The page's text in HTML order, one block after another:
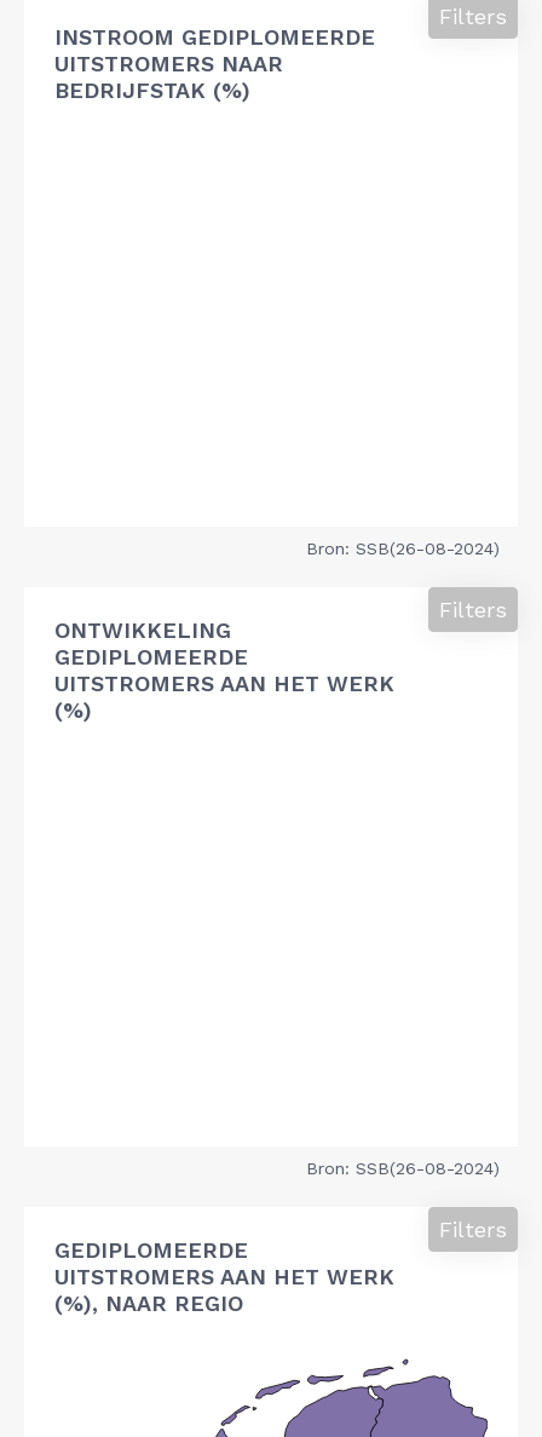
INSTROOM GEDIPLOMEERDE
UITSTROMERS NAAR
BEDRIJFSTAK (%)
Filters
Bron: SSB(26-08-2024)
ONTWIKKELING
GEDIPLOMEERDE
UITSTROMERS AAN HET WERK
(%)
Filters
Bron: SSB(26-08-2024)
GEDIPLOMEERDE
UITSTROMERS AAN HET WERK
(%), NAAR REGIO
Filters